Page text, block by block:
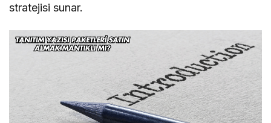
stratejisi sunar.